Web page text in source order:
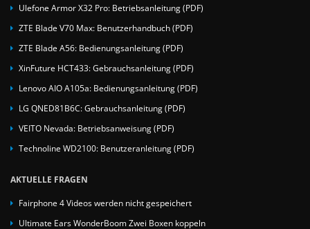
Ulefone Armor X32 Pro: Betriebsanleitung (PDF)
ZTE Blade V70 Max: Benutzerhandbuch (PDF)
ZTE Blade A56: Bedienungsanleitung (PDF)
XinFuture HCT433: Gebrauchsanleitung (PDF)
Lenovo AIO A105a: Bedienungsanleitung (PDF)
LG QNED81B6C: Gebrauchsanleitung (PDF)
VEITO Nevada: Betriebsanweisung (PDF)
Technoline WD2100: Benutzeranleitung (PDF)
AKTUELLE FRAGEN
Fairphone 4 Videos werden nicht gespeichert
Ultimate Ears WonderBoom Zwei Boxen koppeln